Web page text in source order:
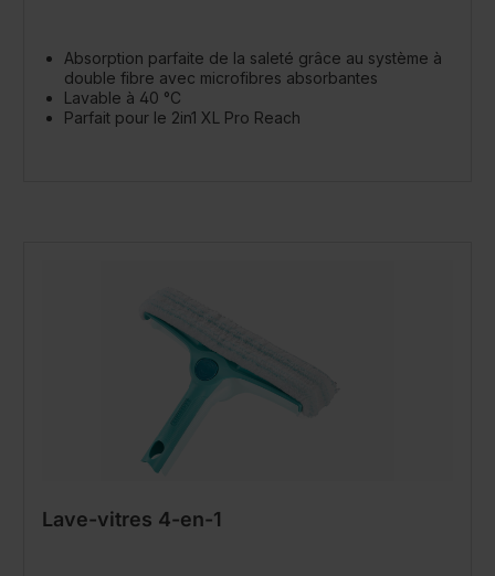
Absorption parfaite de la saleté grâce au système à
double fibre avec microfibres absorbantes
Lavable à 40 °C
Parfait pour le 2in1 XL Pro Reach
Lave-vitres 4-en-1